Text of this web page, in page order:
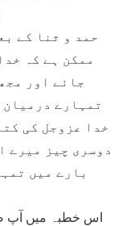
حمد و ثنا کے
ممکن ہے کہ
جائے اور
تمہارے
خدا عزوجل کی
دوسری چیز میرے
اس خطبہ میں آپ